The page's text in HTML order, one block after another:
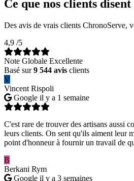
Ce que nos clients disent
Des avis de vrais clients ChronoServe,
4,9 /5
Note Globale Excellente
Basé sur9 544 avis clients
V
Vincent Rispoli
Google il y a 1 semaine
C'est rare de trouver des artisans aussi
leurs clients. On sent qu'ils aiment leur
point d'honneur à fournir un travail de
B
Berkani Rym
Google il y a 3 semaines